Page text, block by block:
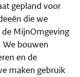
gepland voor
die we
de MijnOmgeving
We bouwen
en de
maken gebruik